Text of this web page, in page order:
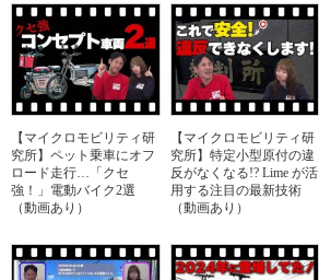
【マイクロモビリティ研
究所】ペット乗車にオフ
ロード走行…「クセ
強！」電動バイク2選
（動画あり）
【マイクロモビリティ研
究所】特定小型原付の違
反がなくなる!? Lime が活
用する注目の最新技術
（動画あり）